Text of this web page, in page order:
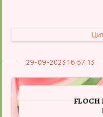
29-09-2023 16:57:13
FLOCH